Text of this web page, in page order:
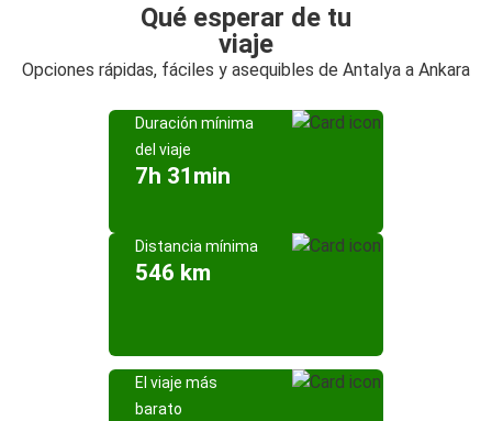
Qué esperar de tu
viaje
Opciones rápidas, fáciles y asequibles de Antalya a Ankara
Duración mínima
del viaje
7h 31min
Distancia mínima
546 km
El viaje más
barato